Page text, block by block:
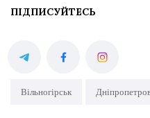
ПІДПИСУЙТЕСЬ
Вільногірськ